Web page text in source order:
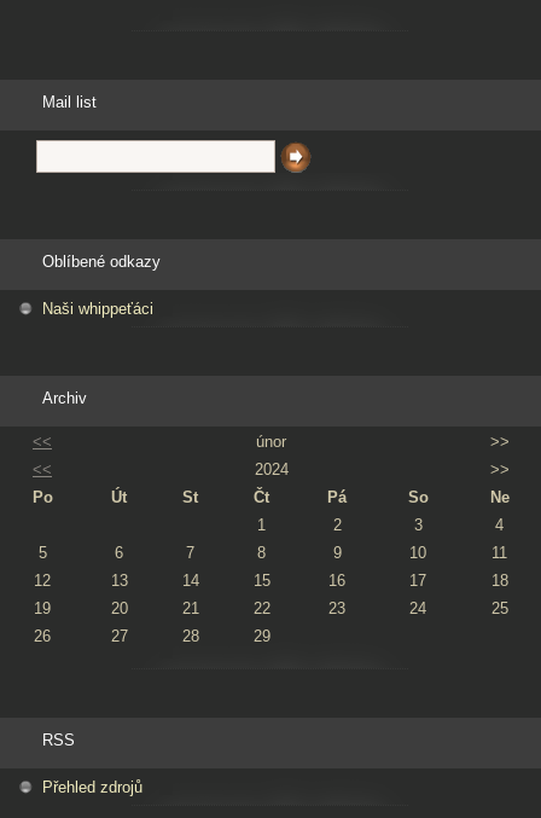
Mail list
Oblíbené odkazy
Naši whippeťáci
Archiv
<< únor
>>
<<
2024
>>
Po
Út St Čt Pá So
Ne
1
2 3
4
5
6 7 8 9 10
11
12
13 14 15 16 17
18
19
20 21 22 23 24
25
26
27 28 29
RSS
Přehled zdrojů